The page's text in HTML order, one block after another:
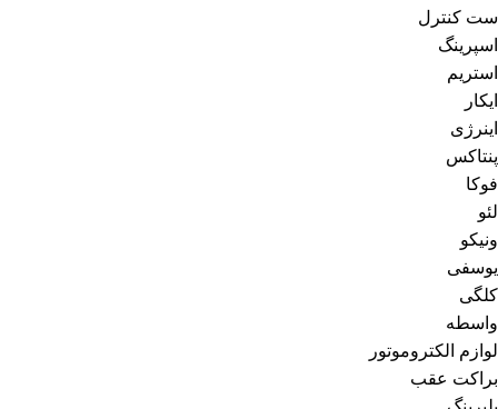
ست کنترل
اسپرینگ
استریم
ایکار
اینرژی
پنتاکس
فوکا
لئو
ونیکو
یوسفی
کلگی
واسطه
لوازم الکتروموتور
براکت عقب